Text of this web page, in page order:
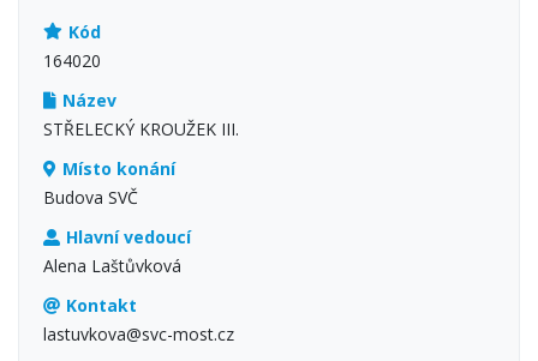
Kód
164020
Název
STŘELECKÝ KROUŽEK III.
Místo konání
Budova SVČ
Hlavní vedoucí
Alena Laštůvková
Kontakt
lastuvkova@svc-most.cz